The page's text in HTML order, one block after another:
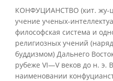
КОНФУЦИАНСТВО (кит. жу-
учение ученых-
философская система и
религиозных учений
буддизмом) Дальнего
рубеже VI—V веков до н. э.
наименовании